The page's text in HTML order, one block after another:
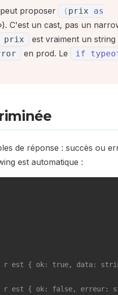
proposer ( prix as
C'est un cast, pas un
prix est vraiment un
en prod. Le if
de réponse : succès ou
est automatique :
r est { ok: true, data:
r est { ok: false, erreur: